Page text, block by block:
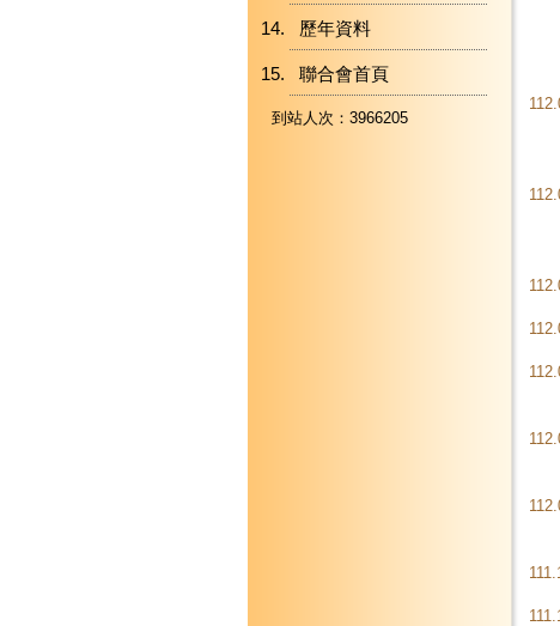
歷年資料
聯合會首頁
到站人次：3966205